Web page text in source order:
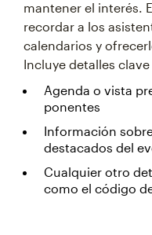
mantener el interés.
recordar a los
calendarios y
Incluye detalles
Agenda o vista
ponentes
Información
destacados del
Cualquier otro
como el código